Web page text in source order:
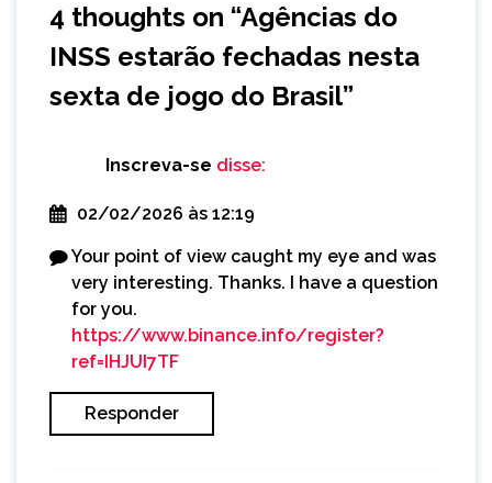
4 thoughts on “Agências do
INSS estarão fechadas nesta
sexta de jogo do Brasil”
Inscreva-se disse:
02/02/2026 às 12:19
Your point of view caught my eye and was
very interesting. Thanks. I have a question
for you.
https://www.binance.info/register?
ref=IHJUI7TF
Responder